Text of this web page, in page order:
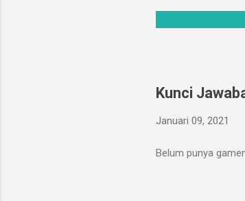
Kunci
Januari 09, 2021
Belum punya